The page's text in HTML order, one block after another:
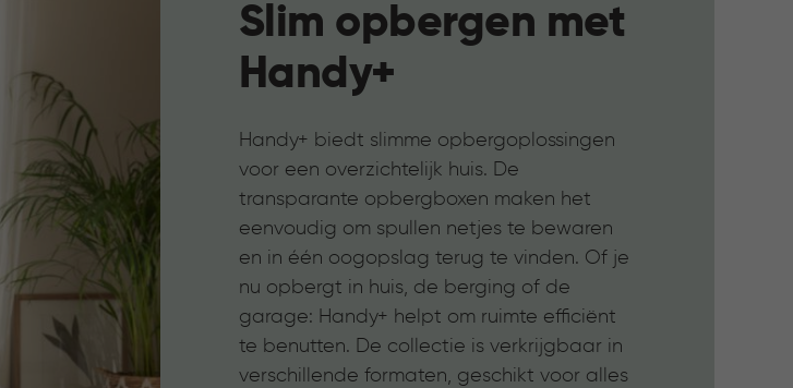
Slim opbergen met
Handy+
Handy+ biedt slimme opbergoplossingen
voor een overzichtelijk huis. De
transparante opbergboxen maken het
eenvoudig om spullen netjes te bewaren
en in één oogopslag terug te vinden. Of je
nu opbergt in huis, de berging of de
garage: Handy+ helpt om ruimte efficiënt
te benutten. De collectie is verkrijgbaar in
verschillende formaten, geschikt voor alles